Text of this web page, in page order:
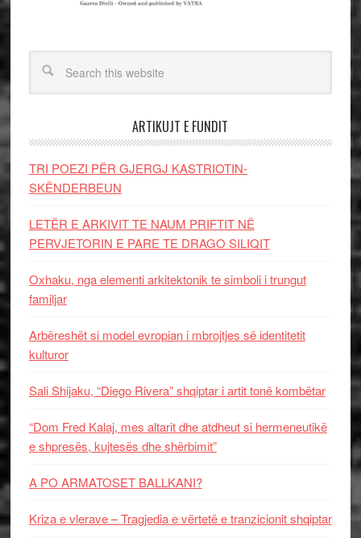
ARTIKUJT E FUNDIT
TRI POEZI PËR GJERGJ KASTRIOTIN-
SKËNDERBEUN
LETËR E ARKIVIT TE NAUM PRIFTIT NË
PERVJETORIN E PARE TE DRAGO SILIQIT
Oxhaku, nga elementi arkitektonik te simboli i trungut
familjar
Arbëreshët si model evropian i mbrojtjes së identitetit
kulturor
Sali Shijaku, “Diego Rivera” shqiptar i artit tonë kombëtar
“Dom Fred Kalaj, mes altarit dhe atdheut si hermeneutikë
e shpresës, kujtesës dhe shërbimit”
A PO ARMATOSET BALLKANI?
Kriza e vlerave – Tragjedia e vërtetë e tranzicionit shqiptar